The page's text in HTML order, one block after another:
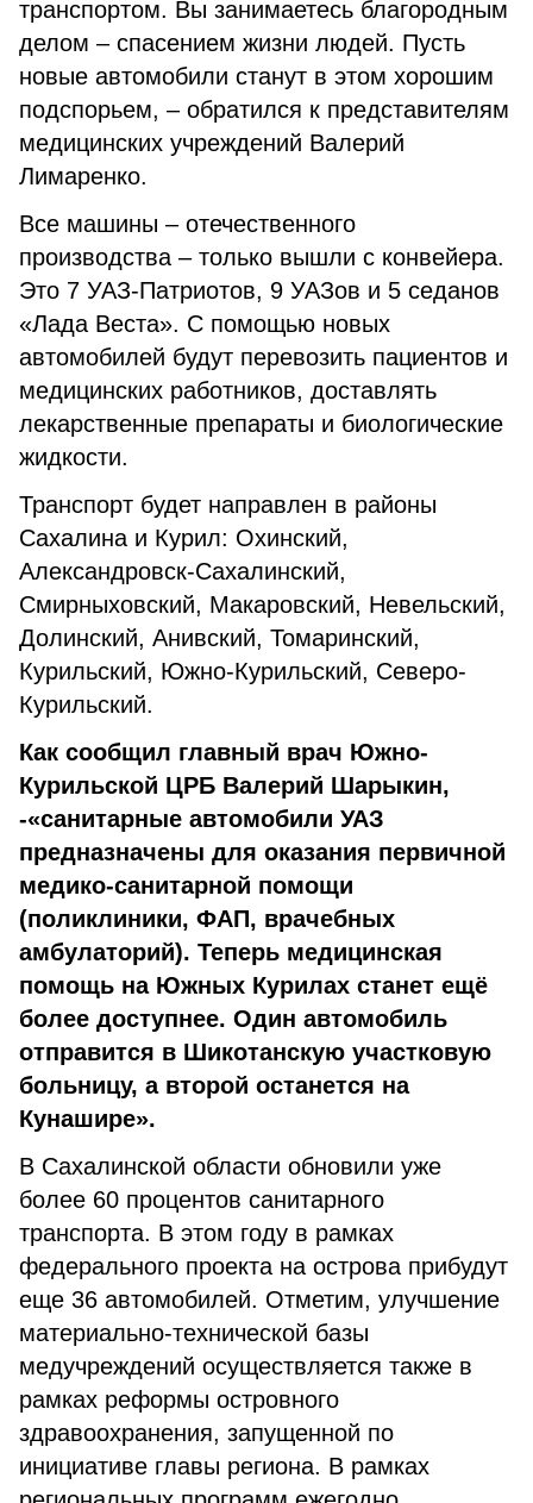
транспортом. Вы занимаетесь благородным
делом – спасением жизни людей. Пусть
новые автомобили станут в этом хорошим
подспорьем, – обратился к представителям
медицинских учреждений Валерий
Лимаренко.
Все машины – отечественного
производства – только вышли с конвейера.
Это 7 УАЗ-Патриотов, 9 УАЗов и 5 седанов
«Лада Веста». С помощью новых
автомобилей будут перевозить пациентов и
медицинских работников, доставлять
лекарственные препараты и биологические
жидкости.
Транспорт будет направлен в районы
Сахалина и Курил: Охинский,
Александровск-Сахалинский,
Смирныховский, Макаровский, Невельский,
Долинский, Анивский, Томаринский,
Курильский, Южно-Курильский, Северо-
Курильский.
Как сообщил главный врач Южно-
Курильской ЦРБ Валерий Шарыкин,
-«санитарные автомобили УАЗ
предназначены для оказания первичной
медико-санитарной помощи
(поликлиники, ФАП, врачебных
амбулаторий). Теперь медицинская
помощь на Южных Курилах станет ещё
более доступнее. Один автомобиль
отправится в Шикотанскую участковую
больницу, а второй останется на
Кунашире».
В Сахалинской области обновили уже
более 60 процентов санитарного
транспорта. В этом году в рамках
федерального проекта на острова прибудут
еще 36 автомобилей. Отметим, улучшение
материально-технической базы
медучреждений осуществляется также в
рамках реформы островного
здравоохранения, запущенной по
инициативе главы региона. В рамках